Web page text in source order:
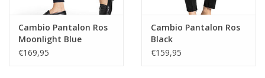
Materiaal
88% polyamide, 12% elastaan
Cambio Pantalon Ros
Moonlight Blue
€169,95
Cambio Pantalon Ros
Black
€159,95